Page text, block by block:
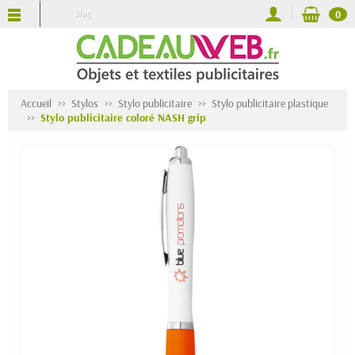
Blog 0
Accueil Stylos Stylo publicitaire
Stylo publicitaire plastique
Stylo publicitaire coloré NASH grip